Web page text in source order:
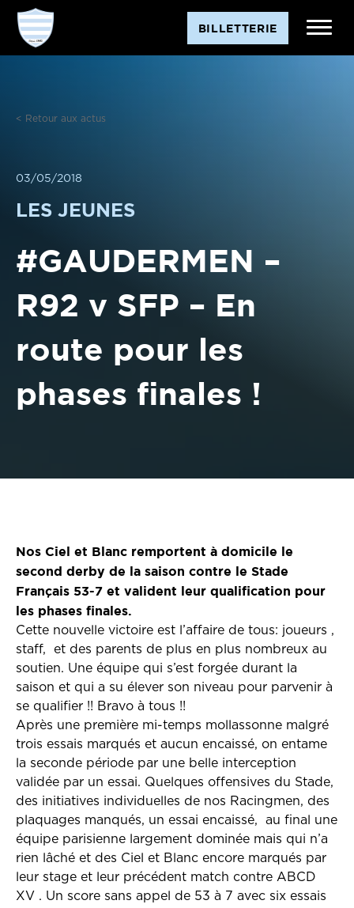
Aller
contenu
BILLETTERIE
< Retour aux actus
03/05/2018
LES JEUNES
#GAUDERMEN –
R92 v SFP – En
route pour les
phases finales !
Nos Ciel et Blanc remportent à domicile le
second derby de la saison contre le Stade
Français 53-7 et valident leur qualification pour
les phases finales.
Cette nouvelle victoire est l’affaire de tous: joueurs ,
staff, et des parents de plus en plus nombreux au
soutien. Une équipe qui s’est forgée durant la
saison et qui a su élever son niveau pour parvenir à
se qualifier !! Bravo à tous !!
Après une première mi-temps mollassonne malgré
trois essais marqués et aucun encaissé, on entame
la seconde période par une belle interception
validée par un essai. Quelques offensives du Stade,
des initiatives individuelles de nos Racingmen, des
plaquages manqués, un essai encaissé, au final une
équipe parisienne largement dominée mais qui n’a
rien lâché et des Ciel et Blanc encore marqués par
leur stage et leur précédent match contre ABCD
XV . Un score sans appel de 53 à 7 avec six essais